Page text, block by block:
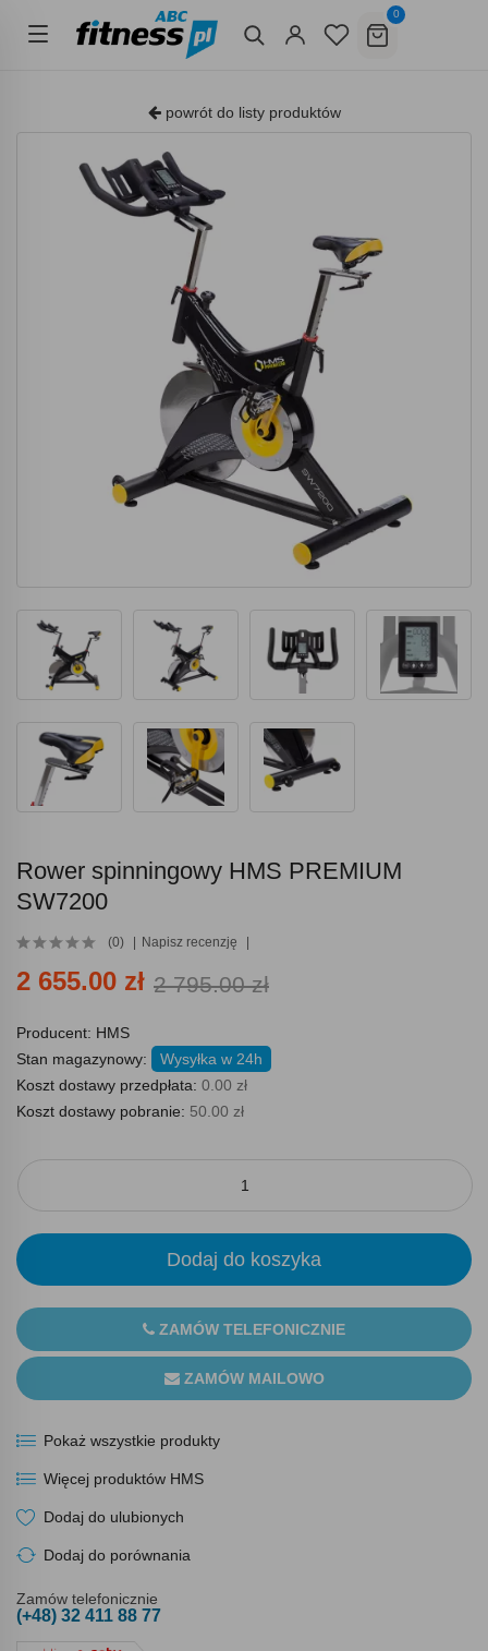
0
powrót do listy produktów
Rower spinningowy HMS PREMIUM
SW7200
(0) Napisz recenzję
2 655.00 zł 2 795.00 zł
Producent: HMS
Stan magazynowy:
Wysyłka w 24h
Koszt dostawy przedpłata: 0.00 zł
Koszt dostawy pobranie: 50.00 zł
Dodaj do koszyka
ZAMÓW TELEFONICZNIE
ZAMÓW MAILOWO
Pokaż wszystkie produkty
Więcej produktów HMS
Dodaj do ulubionych
Dodaj do porównania
Zamów telefonicznie
(+48) 32 411 88 77